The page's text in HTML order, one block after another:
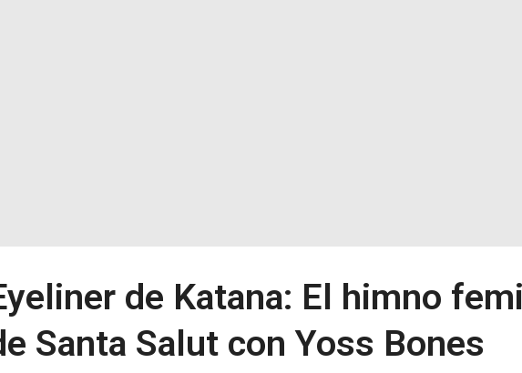
de Katana: El himno
Santa Salut con Yoss Bones